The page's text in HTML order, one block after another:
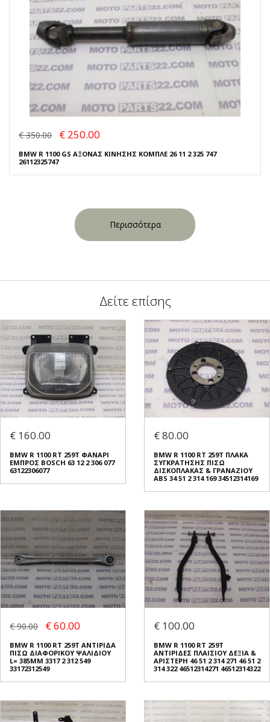
€ 350.00 € 250.00
BMW R 1100 GS ΑΞΟΝΑΣ ΚΙΝΗΣΗΣ ΚΟΜΠΛΕ 26 11 2 325 747
26112325747
Περισσότερα
Δείτε επίσης
€ 160.00
BMW R 1100 RT 259T ΦΑΝΑΡΙ
ΕΜΠΡΟΣ BOSCH 63 12 2 306 077
63122306077
€ 80.00
BMW R 1100 RT 259T ΠΛΑΚΑ
ΣΥΓΚΡΑΤΗΣΗΣ ΠΙΣΩ
ΔΙΣΚΟΠΛΑΚΑΣ & ΓΡΑΝΑΖΙΟΥ
ABS 34 51 2 314 169 34512314169
€ 90.00 € 60.00
BMW R 1100 RT 259T ΑΝΤΙΡΙΔΑ
ΠΙΣΩ ΔΙΑΦΟΡΙΚΟΥ ΨΑΛΙΔΙΟΥ
L= 385MM 3317 2 312 549
33172312549
€ 100.00
BMW R 1100 RT 259T
ΑΝΤΙΡΙΔΕΣ ΠΛΑΙΣΙΟΥ ΔΕΞΙΑ &
ΑΡΙΣΤΕΡΗ 46 51 2 314 271 46 51 2
314 322 46512314271 46512314322